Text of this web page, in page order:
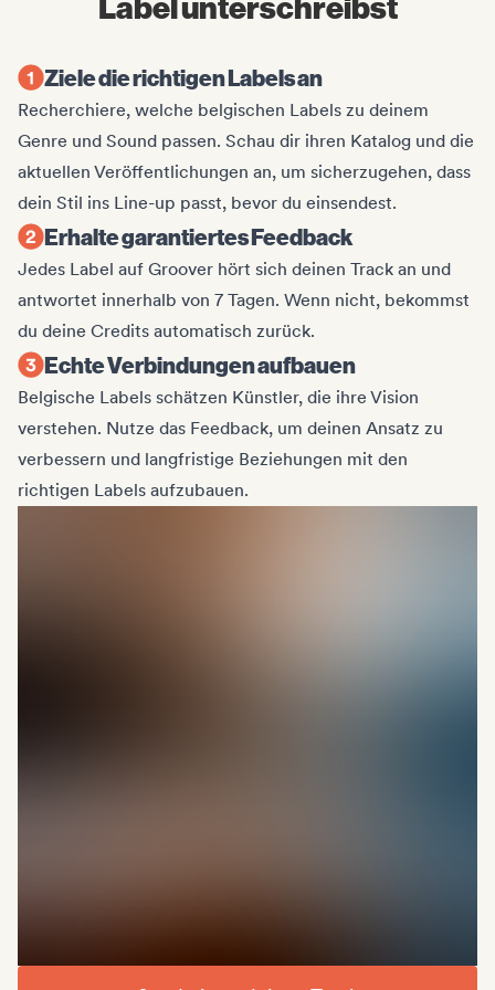
Ziele die richtigen Labels an
Recherchiere, welche belgischen Labels zu deinem
Genre und Sound passen. Schau dir ihren Katalog und die
aktuellen Veröffentlichungen an, um sicherzugehen, dass
dein Stil ins Line-up passt, bevor du einsendest.
Erhalte garantiertes Feedback
Jedes Label auf Groover hört sich deinen Track an und
antwortet innerhalb von 7 Tagen. Wenn nicht, bekommst
du deine Credits automatisch zurück.
Echte Verbindungen aufbauen
Belgische Labels schätzen Künstler, die ihre Vision
verstehen. Nutze das Feedback, um deinen Ansatz zu
verbessern und langfristige Beziehungen mit den
richtigen Labels aufzubauen.